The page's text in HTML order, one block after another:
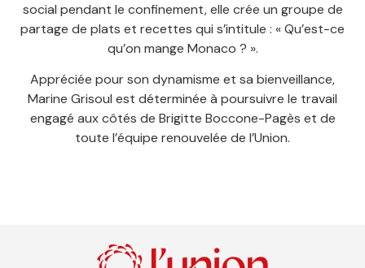
social pendant le confinement, elle crée un groupe de
partage de plats et recettes qui s’intitule : « Qu’est-ce
qu’on mange Monaco ? ».
Appréciée pour son dynamisme et sa bienveillance,
Marine Grisoul est déterminée à poursuivre le travail
engagé aux côtés de Brigitte Boccone-Pagès et de
toute l’équipe renouvelée de l’Union.